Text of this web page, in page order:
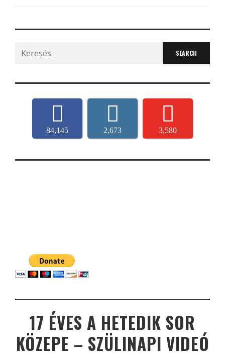
Search
for:
84,145 2,673 3,580
17 ÉVES A HETEDIK SOR
KÖZEPE – SZÜLINAPI VIDEÓ